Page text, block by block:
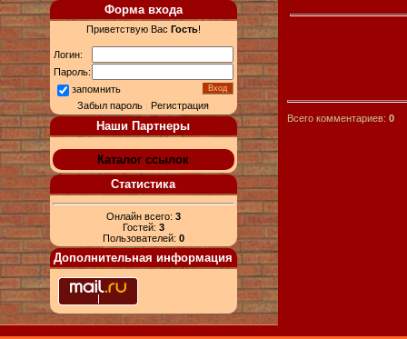
Форма входа
Приветствую Вас Гость!
Логин:
Пароль:
запомнить
Забыл пароль |Регистрация
Наши Партнеры
Каталог ссылок
Статистика
Онлайн всего: 3
Гостей: 3
Пользователей: 0
Дополнительная информация
Всего комментариев: 0